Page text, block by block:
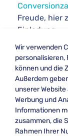
Freude, hier
Einladung.
Interviewer:
sicherlich
Könnten Sie
Bereich des
Wir verwenden
personalisieren,
können und die
Außerdem
unserer
Werbung und
Informationen
zusammen, die
Rahmen Ihrer